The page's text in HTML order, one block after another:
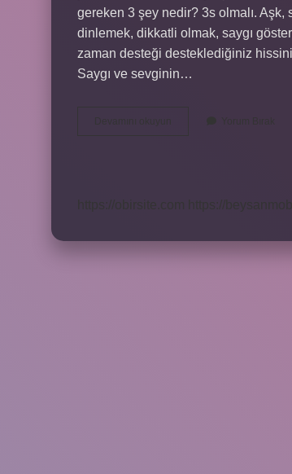
gereken 3 şey nedir? 3s olmalı.
dinlemek, dikkatli olmak, saygı
zaman desteği desteklediğiniz
Saygı ve sevginin…